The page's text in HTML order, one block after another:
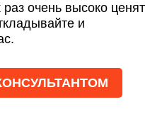
очень высоко ценят
и